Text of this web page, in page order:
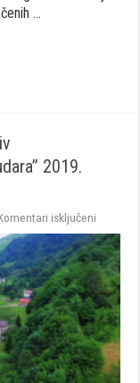
…
2019.
isključeni
Mještani
Prokosa
dobili
tužbu
protiv
zbog
“strujnog
udara”
2019.
godine